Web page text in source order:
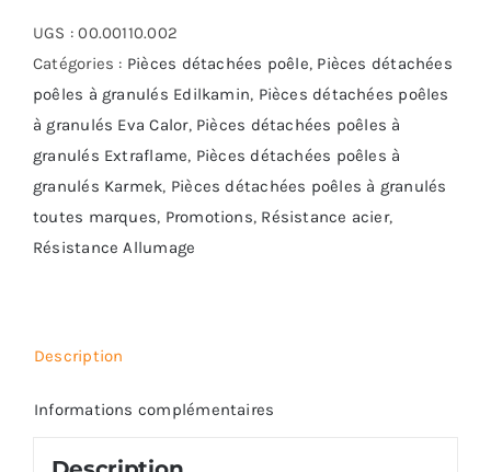
Bougie
10-
155-
300
UGS :00.00110.002
Catégories : Pièces détachées poêle, Pièces détachées
poêles à granulés Edilkamin, Pièces détachées poêles
à granulés Eva Calor, Pièces détachées poêles à
granulés Extraflame, Pièces détachées poêles à
granulés Karmek, Pièces détachées poêles à granulés
toutes marques, Promotions, Résistance acier,
Résistance Allumage
Description
Informations complémentaires